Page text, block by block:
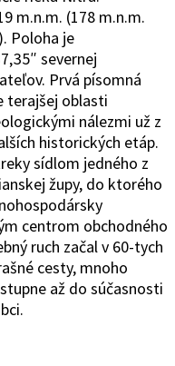
m.n.m. (178 m.n.m.
Poloha je
‚35″ severnej
Prvá písomná
terajšej oblasti
nálezmi už z
historických etáp.
sídlom jedného z
župy, do ktorého
centrom obchodného
ruch začal v 60-tych
cesty, mnoho
až do súčasnosti